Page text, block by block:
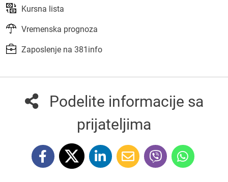
Kursna lista
Vremenska prognoza
Zaposlenje na 381info
Podelite informacije sa
prijateljima